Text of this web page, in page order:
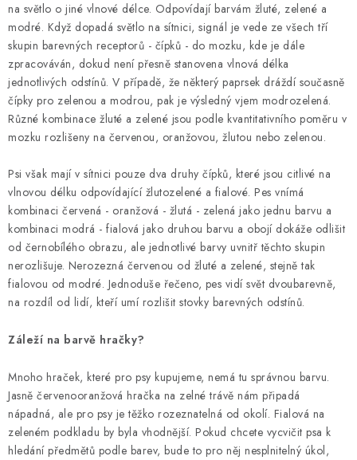
na světlo o jiné vlnové délce. Odpovídají barvám žluté, zelené a
modré. Když dopadá světlo na sítnici, signál je vede ze všech tří
skupin barevných receptorů - čípků - do mozku, kde je dále
zpracováván, dokud není přesně stanovena vlnová délka
jednotlivých odstínů. V případě, že některý paprsek dráždí současně
čípky pro zelenou a modrou, pak je výsledný vjem modrozelená.
Různé kombinace žluté a zelené jsou podle kvantitativního poměru v
mozku rozlišeny na červenou, oranžovou, žlutou nebo zelenou.
Psi však mají v sítnici pouze dva druhy čípků, které jsou citlivé na
vlnovou délku odpovídající žlutozelené a fialové. Pes vnímá
kombinaci červená - oranžová - žlutá - zelená jako jednu barvu a
kombinaci modrá - fialová jako druhou barvu a obojí dokáže odlišit
od černobílého obrazu, ale jednotlivé barvy uvnitř těchto skupin
nerozlišuje. Nerozezná červenou od žluté a zelené, stejně tak
fialovou od modré. Jednoduše řečeno, pes vidí svět dvoubarevně,
na rozdíl od lidí, kteří umí rozlišit stovky barevných odstínů.
Záleží na barvě hračky?
Mnoho hraček, které pro psy kupujeme, nemá tu správnou barvu.
Jasně červenooranžová hračka na zelné trávě nám připadá
nápadná, ale pro psy je těžko rozeznatelná od okolí. Fialová na
zeleném podkladu by byla vhodnější. Pokud chcete vycvičit psa k
hledání předmětů podle barev, bude to pro něj nesplnitelný úkol,